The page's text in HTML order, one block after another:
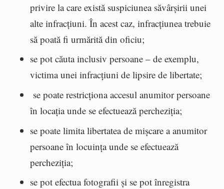
privire la care există suspiciunea săvârșirii unei
alte infracțiuni. În acest caz, infracțiunea trebuie
să poată fi urmărită din oficiu;
se pot căuta inclusiv persoane – de exemplu,
victima unei infracțiuni de lipsire de libertate;
se poate restricționa accesul anumitor persoane
în locația unde se efectuează percheziția;
se poate limita libertatea de mișcare a anumitor
persoane în locuința unde se efectuează
percheziția;
se pot efectua fotografii și se pot înregistra